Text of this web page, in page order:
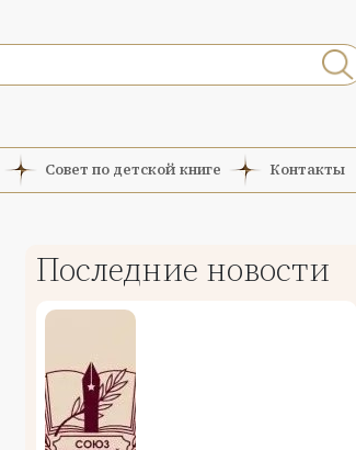
Совет по детской книге Контакты
Последние новости